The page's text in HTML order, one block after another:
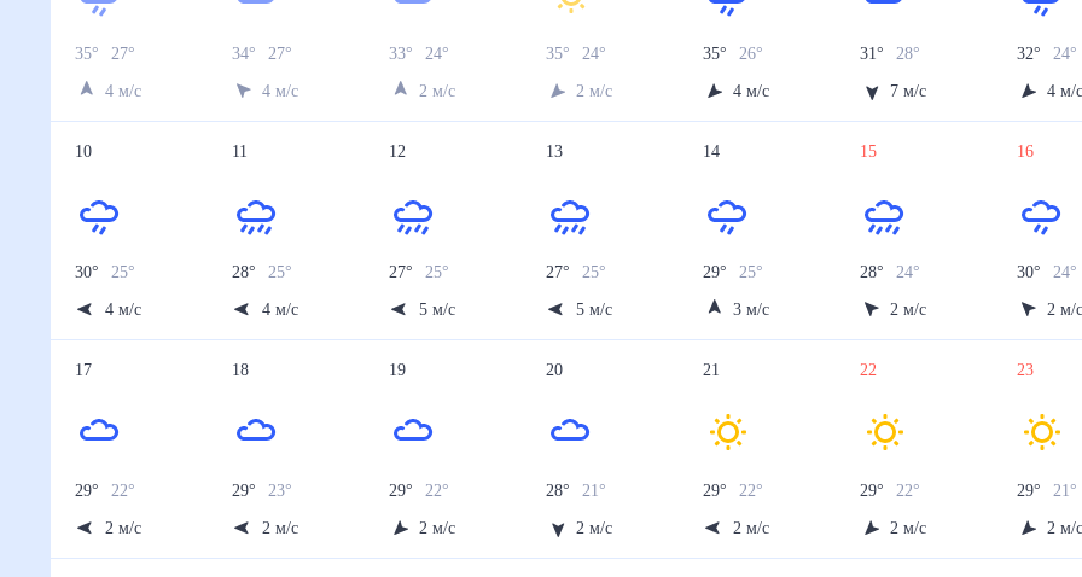
35° 27°
4 м/с
34° 27
4 м/с
33° 24
2 м/с
35° 24
2 м/с
35° 26
4 м/с
31° 28°
7 м/с
32° 24
4 м/
10
30° 25
4 м/с
11
28° 25
4 м/с
12
27° 25°
5 м/с
13
27° 25°
5 м/с
14
29° 25
3 м/с
15
28° 24
2 м/с
16
30° 24
2 м/
17
29° 22
2 м/с
18
29° 23
2 м/с
19
29° 22
2 м/с
20
28° 21°
2 м/с
21
29° 22
2 м/с
22
29° 22
2 м/с
23
29° 21°
2 м/